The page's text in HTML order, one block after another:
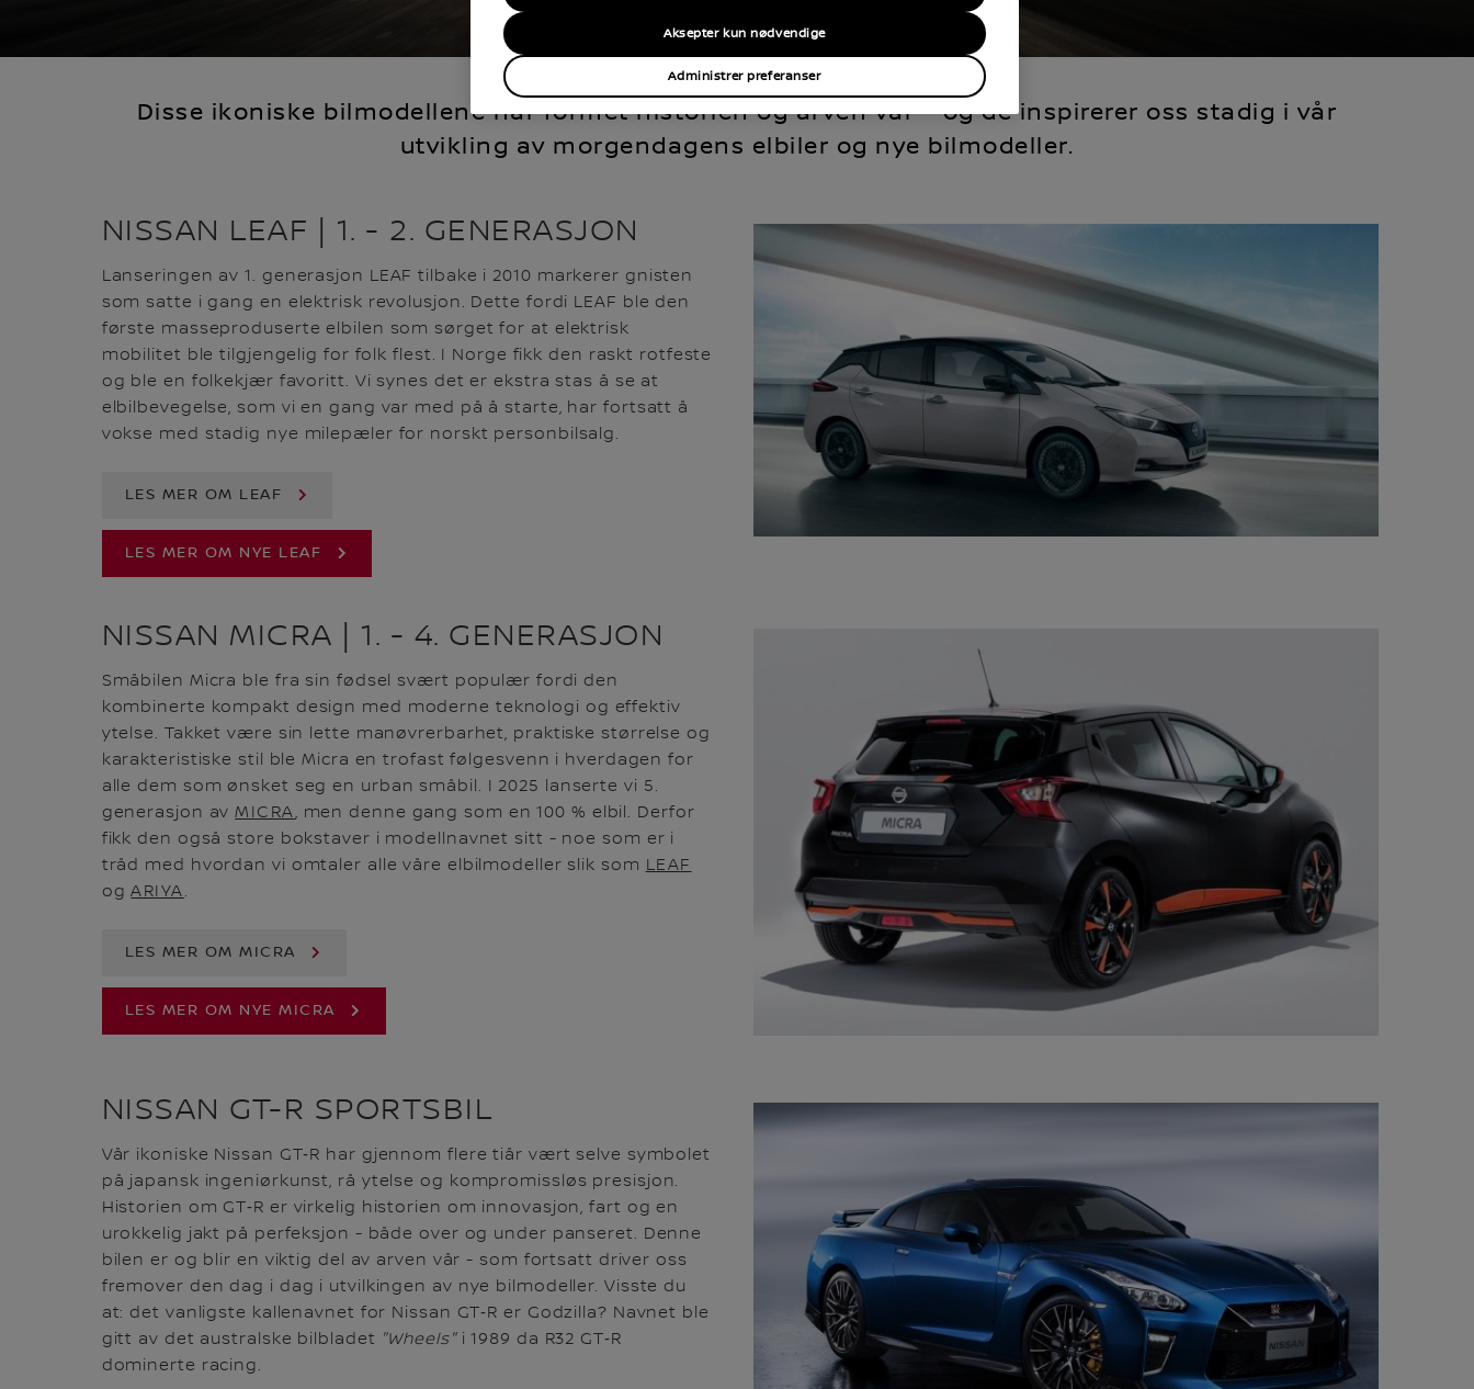
Disse ikoniske bilmodellene har formet historien og arven vår – og de inspirerer oss stadig i vår
utvikling av morgendagens elbiler og nye bilmodeller.
NISSAN LEAF | 1. - 2. GENERASJON
Lanseringen av 1. generasjon LEAF tilbake i 2010 markerer gnisten
som satte i gang en elektrisk revolusjon. Dette fordi LEAF ble den
første masseproduserte elbilen som sørget for at elektrisk
mobilitet ble tilgjengelig for folk flest. I Norge fikk den raskt rotfeste
og ble en folkekjær favoritt. Vi synes det er ekstra stas å se at
elbilbevegelse, som vi en gang var med på å starte, har fortsatt å
vokse med stadig nye milepæler for norskt personbilsalg.
LES MER OM LEAF
LES MER OM NYE LEAF
NISSAN MICRA | 1. - 4. GENERASJON
Småbilen Micra ble fra sin fødsel svært populær fordi den
kombinerte kompakt design med moderne teknologi og effektiv
ytelse. Takket være sin lette manøvrerbarhet, praktiske størrelse og
karakteristiske stil ble Micra en trofast følgesvenn i hverdagen for
alle dem som ønsket seg en urban småbil. I 2025 lanserte vi 5.
generasjon avMICRA, men denne gang som en 100 % elbil. Derfor
fikk den også store bokstaver i modellnavnet sitt - noe som er i
tråd med hvordan vi omtaler alle våre elbilmodeller slik som LEAF
ogARIYA.
LES MER OM MICRA
LES MER OM NYE MICRA
NISSAN GT-R SPORTSBIL
Vår ikoniske Nissan GT‑R har gjennom flere tiår vært selve symbolet
på japansk ingeniørkunst, rå ytelse og kompromissløs presisjon.
Historien om GT‑R er virkelig historien om innovasjon, fart og en
urokkelig jakt på perfeksjon - både over og under panseret. Denne
bilen er og blir en viktig del av arven vår - som fortsatt driver oss
fremover den dag i dag i utvilkingen av nye bilmodeller. Visste du
at: det vanligste kallenavnet for Nissan GT‑R er Godzilla? Navnet ble
gitt av det australske bilbladet "Wheels" i 1989 da R32 GT‑R
dominerte racing.
Administrer preferanser
Aksepter kun nødvendige